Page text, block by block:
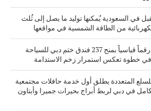
في السعودية يُمكنها توليد ما يصل إلى ثُلث
من الطاقة الشمسية في مواقعها
دبي تسجل رقماً قياسياً بمنح 237 فندق ختم دبي للسياحة
في خطوة تعكس استمرار زخم الاستدامة
المتعددة يطلق أول خدمة حافلات مجتمعية
في دبي لربط أبراج بحيرات جميرا وأبتاون